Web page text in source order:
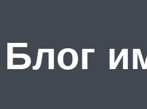
Блог